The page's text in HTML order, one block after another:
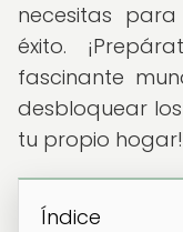
necesitas
éxito.
fascinante
desbloquear
tu propio hogar!
Índice